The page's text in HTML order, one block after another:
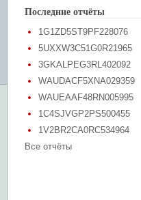
Последние отчёты
1G1ZD5ST9PF228076
5UXXW3C51G0R21965
3GKALPEG3RL402092
WAUDACF5XNA029359
WAUEAAF48RN005995
1C4SJVGP2PS500455
1V2BR2CA0RC534964
Все отчёты